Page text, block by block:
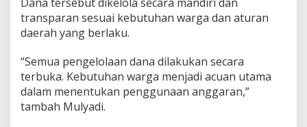
transparan sesuai kebutuhan warga dan aturan
daerah yang berlaku.
“Semua pengelolaan dana dilakukan secara
terbuka. Kebutuhan warga menjadi acuan utama
dalam menentukan penggunaan anggaran,”
tambah Mulyadi.